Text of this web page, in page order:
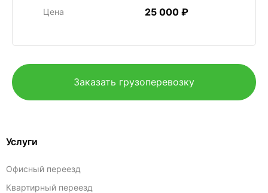
Цена 25 000 ₽
Заказать грузоперевозку
Услуги
Офисный переезд
Квартирный переезд